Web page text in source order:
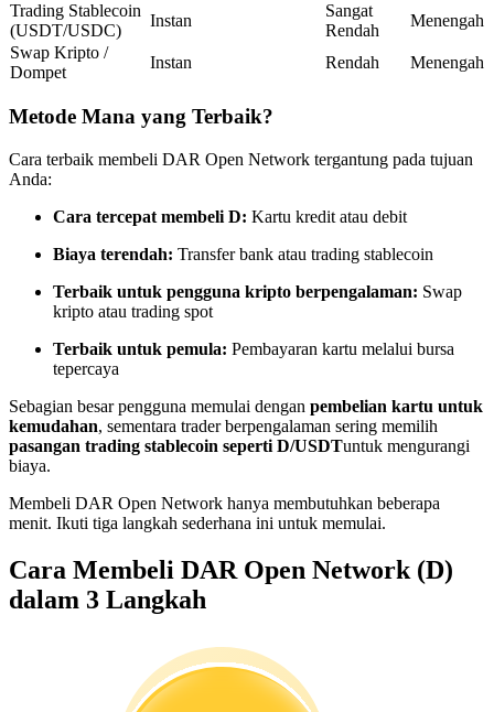
Informasi
Analisis data besar termasuk info perdagangan, dll.
Panduan Pemula Berjangka
Trading Stablecoin
(USDT/USDC)
Instan
Sangat
Rendah
Menengah
Swap Kripto /
Dompet
Instan Rendah Menengah
Metode Mana yang Terbaik?
Cara terbaik membeli DAR Open Network tergantung pada tujuan
Anda:
Cara tercepat membeli D: Kartu kredit atau debit
Biaya terendah: Transfer bank atau trading stablecoin
Terbaik untuk pengguna kripto berpengalaman: Swap
kripto atau trading spot
Terbaik untuk pemula: Pembayaran kartu melalui bursa
tepercaya
Sebagian besar pengguna memulai dengan pembelian kartu untuk
kemudahan, sementara trader berpengalaman sering memilih
pasangan trading stablecoin seperti D/USDTuntuk mengurangi
biaya.
Membeli DAR Open Network hanya membutuhkan beberapa
menit. Ikuti tiga langkah sederhana ini untuk memulai.
Cara Membeli DAR Open Network (D)
dalam 3 Langkah